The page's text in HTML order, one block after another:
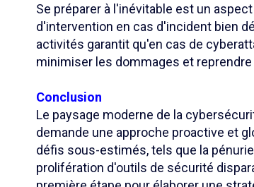
Se préparer à l'inévitable est un
d'intervention en cas d'incident bien
activités garantit qu'en cas de
minimiser les dommages et
Conclusion
Le paysage moderne de la
demande une approche proactive et
défis sous-estimés, tels que la
prolifération d'outils de sécurité